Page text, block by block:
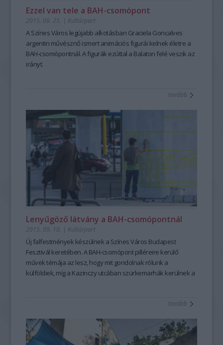
Ezzel van tele a BAH-csomópont
2015. 09. 25. | Kultúrpart
ASzínes Város legújabb alkotásban Graciela Goncalves
argentin művésznő ismertanimációs figurái kelnek életre a
BAH-csomópontnál. A figurák ezúttal a Balaton felé veszik az
irányt.
tovább
Lenyűgöző látvány a BAH-csomópontnál
2015. 09. 10. | Kultúrpart
Új falfestmények készülnek a Színes Város Budapest
Fesztivál keretében. A BAH-csomópont pilléreire kerülő
művek témája az lesz, hogy mit gondolnak rólunk a
külföldiek, míg a Kazinczy utcában szürkemarhák kerülnek a
tovább